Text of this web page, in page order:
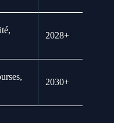
2028+
2030+